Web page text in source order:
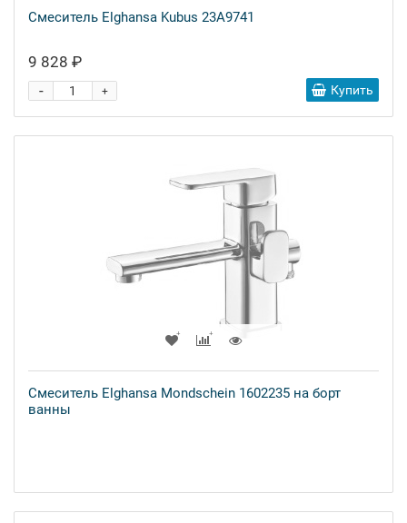
Смеситель Elghansa Kubus 23A9741
9 828 ₽
+
- Купить
Смеситель Elghansa Mondschein 1602235 на борт
ванны